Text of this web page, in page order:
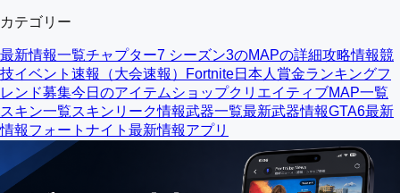
カテゴリー
最新情報一覧チャプター7 シーズン3のMAPの詳細攻略情報競
技イベント速報（大会速報）
Fortnite日本人賞金ランキングフ
レンド募集今日のアイテムショップクリエイティブMAP一覧
スキン一覧スキンリーク情報武器一覧最新武器情報GTA6最新
情報フォートナイト最新情報アプリ